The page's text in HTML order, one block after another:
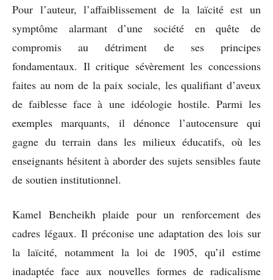
Pour l’auteur, l’affaiblissement de la laïcité est un
symptôme alarmant d’une société en quête de
compromis au détriment de ses principes
fondamentaux. Il critique sévèrement les concessions
faites au nom de la paix sociale, les qualifiant d’aveux
de faiblesse face à une idéologie hostile. Parmi les
exemples marquants, il dénonce l’autocensure qui
gagne du terrain dans les milieux éducatifs, où les
enseignants hésitent à aborder des sujets sensibles faute
de soutien institutionnel.
Kamel Bencheikh plaide pour un renforcement des
cadres légaux. Il préconise une adaptation des lois sur
la laïcité, notamment la loi de 1905, qu’il estime
inadaptée face aux nouvelles formes de radicalisme